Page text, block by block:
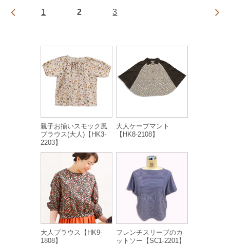
1 2 3
親子お揃いスモック風
ブラウス(大人)【HK3-
2203】
大人ケープマント
【HK8-2108】
大人ブラウス【HK9-
1808】
フレンチスリーブのカ
ットソー【SC1-2201】